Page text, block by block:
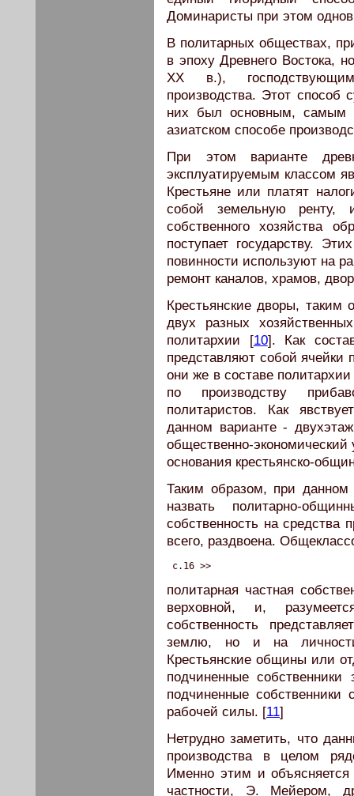
Доминаристы при этом
В политарных обществах,
в эпоху Древнего Востока,
XX в.),
производства. Этот способ
них был основным, самым
азиатском способе
При этом варианте
эксплуатируемым классом
Крестьяне или платят
собой земельную
собственного хозяйства
поступает государству.
повинности используют на
ремонт каналов, храмов,
Крестьянские дворы, таким
двух разных
политархии [10]. Как
представляют собой ячейки
они же в составе
по производству
политаристов. Как
данном варианте -
общественно-экономический
основания крестьянско-
Таким образом, при данном
назвать политарно-
собственность на
всего, раздвоена.
c.16 >>
политарная частная
верховной, и,
собственность
землю, но и на личности
Крестьянские общины или
подчиненные
подчиненные
рабочей силы. [11]
Нетрудно заметить, что
производства в целом
Именно этим и
частности, Э. Мейером,